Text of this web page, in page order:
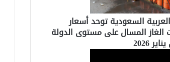
السعودية توحد أسعار
الغاز المسال على مستوى الدولة
2026